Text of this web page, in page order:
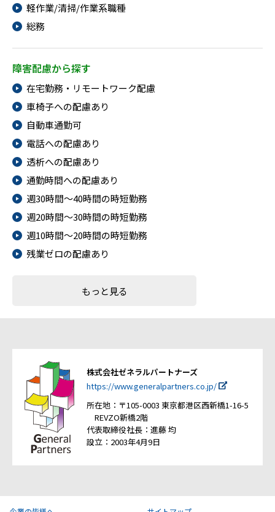
軽作業/清掃/作業系職種
総務
障害配慮から探す
在宅勤務・リモートワーク配慮
車椅子への配慮あり
自動車通勤可
電話への配慮あり
透析への配慮あり
通勤時間への配慮あり
週30時間～40時間の時短勤務
週20時間～30時間の時短勤務
週10時間～20時間の時短勤務
残業ゼロの配慮あり
もっと見る
株式会社ゼネラルパートナーズ
https://www.generalpartners.co.jp/
所在地：〒105-0003 東京都港区西新橋1-16-5
REVZO新橋2階
代表取締役社長：進藤 均
設立：2003年4月9日